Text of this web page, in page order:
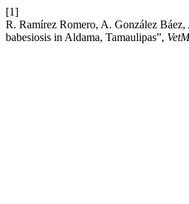
[1]
R. Ramírez Romero, A. González
babesiosis in Aldama, Tamaulipas”,